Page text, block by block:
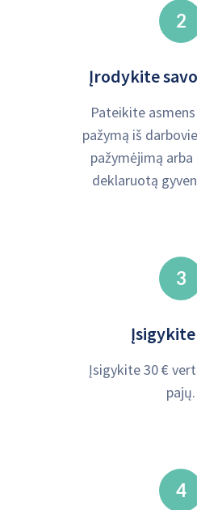
2
Įrodykite
Pateikite
pažymą iš
pažymėjimą
deklaruotą
3
Įsigykite 30 €
pajų.
4